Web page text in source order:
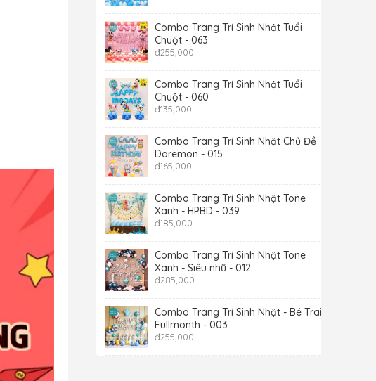
Combo Trang Trí Sinh Nhật Tuổi
Chuột - 063
đ255,000
Combo Trang Trí Sinh Nhật Tuổi
Chuột - 060
đ135,000
Combo Trang Trí Sinh Nhật Chủ Đề
Doremon - 015
đ165,000
Combo Trang Trí Sinh Nhật Tone
Xanh - HPBD - 039
đ185,000
Combo Trang Trí Sinh Nhật Tone
Xanh - Siêu nhũ - 012
đ285,000
Combo Trang Trí Sinh Nhật - Bé Trai -
Fullmonth - 003
đ255,000